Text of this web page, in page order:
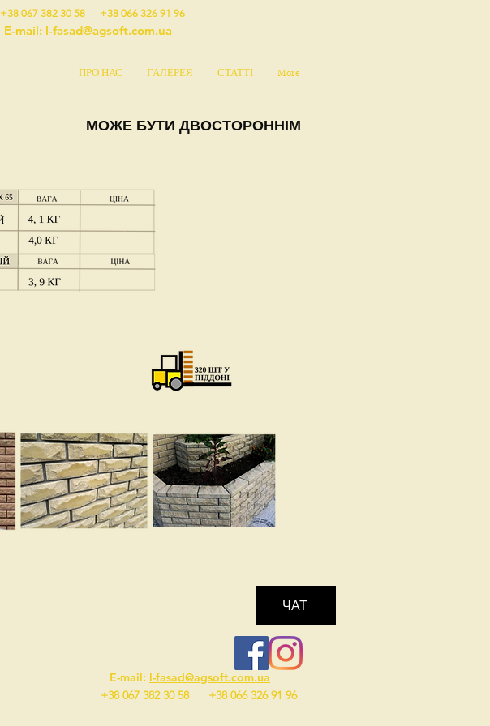
+38 067 382 30 58 +38 066 326 91 96
E-mail: l-fasad@agsoft.com.ua
ПРО НАС ГАЛЕРЕЯ СТАТТІ More
МОЖЕ БУТИ ДВОСТОРОННІМ
ЧАТ
E-mail: l-fasad@agsoft.com.ua
+38 067 382 30 58 +38 066 326 91 96